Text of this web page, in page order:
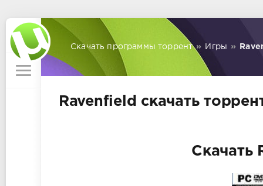
Скачать программы торрент » Игры »
Ravenfield скачать
Скачать